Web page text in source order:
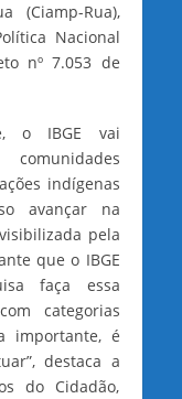
(Ciamp-Rua),
Nacional
nº 7.053 de
o IBGE vai
indígenas
avançar na
pela
que o IBGE
faça essa
categorias
importante, é
destaca a
do Cidadão,